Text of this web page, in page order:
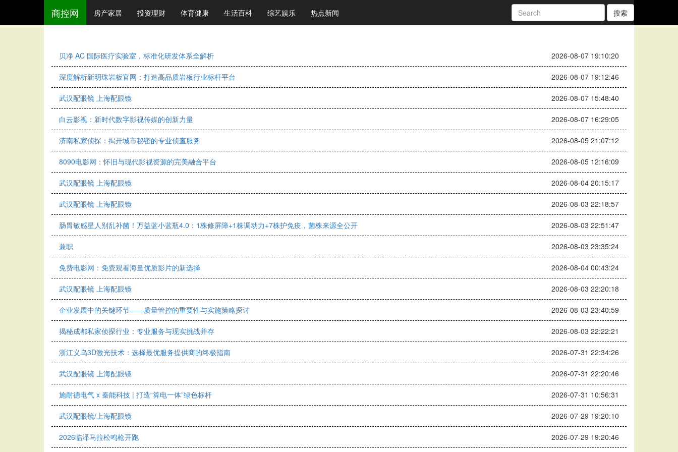
商控网 房产家居 投资理财 体育健康 生活百科 综艺娱乐 热点新闻 搜索
贝净 AC 国际医疗实验室，标准化研发体系全解析 2026-08-07 19:10:20
深度解析新明珠岩板官网：打造高品质岩板行业标杆平台 2026-08-07 19:12:46
武汉配眼镜 上海配眼镜 2026-08-07 15:48:40
白云影视：新时代数字影视传媒的创新力量 2026-08-07 16:29:05
济南私家侦探：揭开城市秘密的专业侦查服务 2026-08-05 21:07:12
8090电影网：怀旧与现代影视资源的完美融合平台 2026-08-05 12:16:09
武汉配眼镜 上海配眼镜 2026-08-04 20:15:17
武汉配眼镜 上海配眼镜 2026-08-03 22:18:57
肠胃敏感星人别乱补菌！万益蓝小蓝瓶4.0：1株修屏障+1株调动力+7株护免疫，菌株来源全公开 2026-08-03 22:51:47
兼职 2026-08-03 23:35:24
免费电影网：免费观看海量优质影片的新选择 2026-08-04 00:43:24
武汉配眼镜 上海配眼镜 2026-08-03 22:20:18
企业发展中的关键环节——质量管控的重要性与实施策略探讨 2026-08-03 23:40:59
揭秘成都私家侦探行业：专业服务与现实挑战并存 2026-08-03 22:22:21
浙江义乌3D激光技术：选择最优服务提供商的终极指南 2026-07-31 22:34:26
武汉配眼镜 上海配眼镜 2026-07-31 22:20:46
施耐德电气 x 秦能科技 | 打造“算电一体”绿色标杆 2026-07-31 10:56:31
武汉配眼镜/上海配眼镜 2026-07-29 19:20:10
2026临泽马拉松鸣枪开跑 2026-07-29 19:20:46